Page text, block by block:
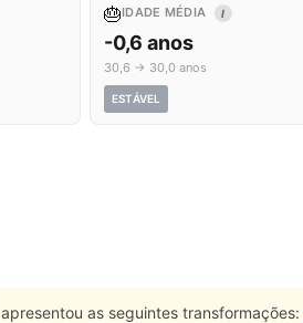
🎂IDADE MÉDIA I
-0,6 anos
30,6 → 30,0 anos
ESTÁVEL
apresentou as seguintes transformações: